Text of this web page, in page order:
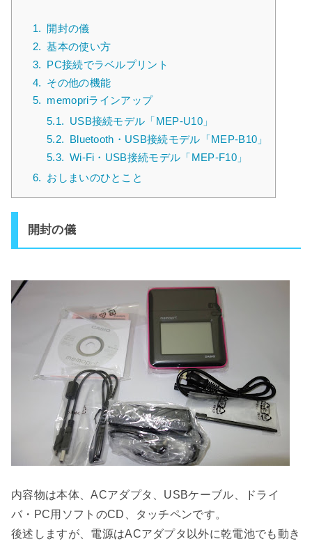
1. 開封の儀
2. 基本の使い方
3. PC接続でラベルプリント
4. その他の機能
5. memopriラインアップ
5.1. USB接続モデル「MEP-U10」
5.2. Bluetooth・USB接続モデル「MEP-B10」
5.3. Wi-Fi・USB接続モデル「MEP-F10」
6. おしまいのひとこと
開封の儀
内容物は本体、ACアダプタ、USBケーブル、ドライ
バ・PC用ソフトのCD、タッチペンです。
後述しますが、電源はACアダプタ以外に乾電池でも動き